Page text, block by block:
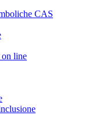
CAS
on line